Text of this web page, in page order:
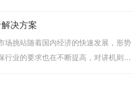
过成熟可靠的网络技术，艾可慕数字通
角
决方案
场挑站随着国内经济的快速发展，形势
行业的要求也在不断提高，对讲机则是
问题：（1）无可靠的报等多种保障手